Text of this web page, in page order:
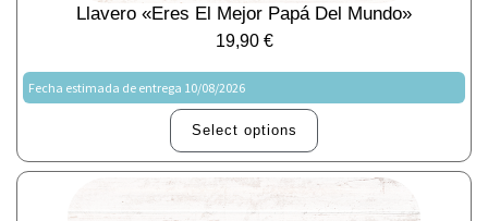
Llavero «Eres El Mejor Papá Del Mundo»
19,90 €
Fecha estimada de entrega 10/08/2026
Select options